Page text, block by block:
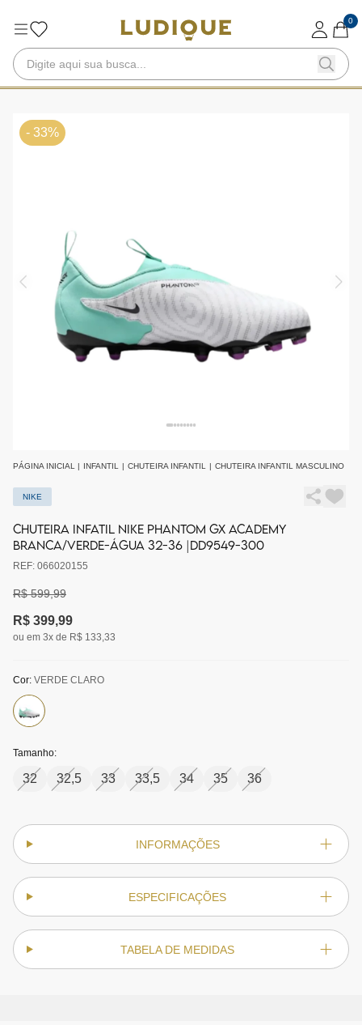
0
PÁGINA INICIAL | INFANTIL | CHUTEIRA INFANTIL | CHUTEIRA INFANTIL MASCULINO
NIKE
CHUTEIRA INFATIL NIKE PHANTOM GX ACADEMY
BRANCA/VERDE-ÁGUA 32-36 |DD9549-300
REF: 066020155
R$ 599,99
R$ 399,99
ou em 3x de R$ 133,33
- 33%
Cor: VERDE CLARO
Tamanho:
32 32,5 33 33,5 34 35 36
INFORMAÇÕES
ESPECIFICAÇÕES
TABELA DE MEDIDAS